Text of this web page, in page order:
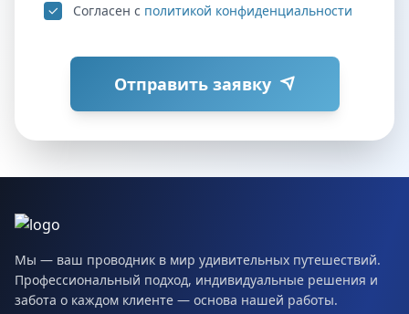
Согласен с политикой конфиденциальности
Отправить заявку
Мы — ваш проводник в мир удивительных путешествий.
Профессиональный подход, индивидуальные решения и
забота о каждом клиенте — основа нашей работы.